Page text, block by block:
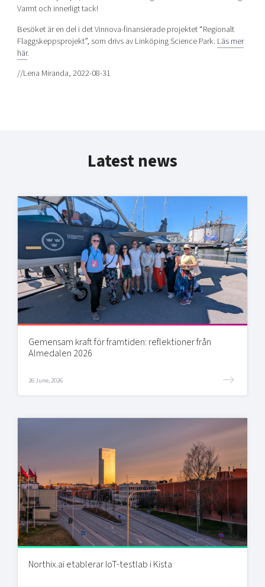
Varmt och innerligt tack!
Besöket är en del i det Vinnova-finansierade projektet “Regionalt
Flaggskeppsprojekt”, som drivs av Linköping Science Park. Läs mer
här.
//Lena Miranda, 2022-08-31
Latest news
Gemensam kraft för framtiden: reflektioner från
Almedalen 2026
26 June, 2026
Northix.ai etablerar IoT-testlab i Kista